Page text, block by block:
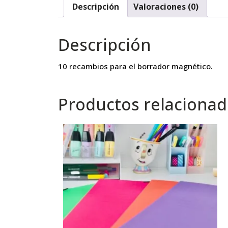
Descripción Valoraciones (0)
Descripción
10 recambios para el borrador magnético.
Productos